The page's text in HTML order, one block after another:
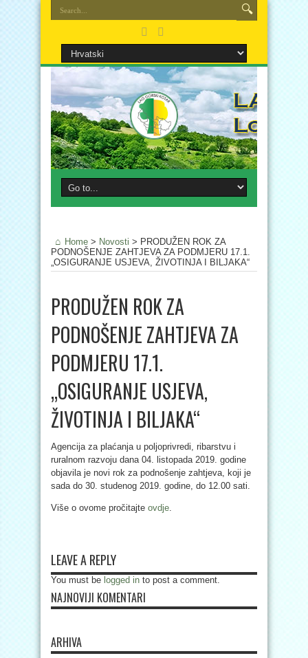
Home > Novosti > PRODUŽEN ROK ZA
PODNOŠENJE ZAHTJEVA ZA PODMJERU 17.1.
„OSIGURANJE USJEVA, ŽIVOTINJA I BILJAKA“
PRODUŽEN ROK ZA
PODNOŠENJE ZAHTJEVA ZA
PODMJERU 17.1.
„OSIGURANJE USJEVA,
ŽIVOTINJA I BILJAKA“
Agencija za plaćanja u poljoprivredi, ribarstvu i
ruralnom razvoju dana 04. listopada 2019. godine
objavila je novi rok za podnošenje zahtjeva, koji je
sada do 30. studenog 2019. godine, do 12.00 sati.
Više o ovome pročitajte ovdje.
LEAVE A REPLY
You must be logged in to post a comment.
NAJNOVIJI KOMENTARI
ARHIVA